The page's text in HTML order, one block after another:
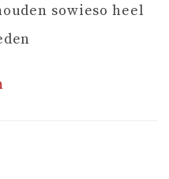
sowieso heel